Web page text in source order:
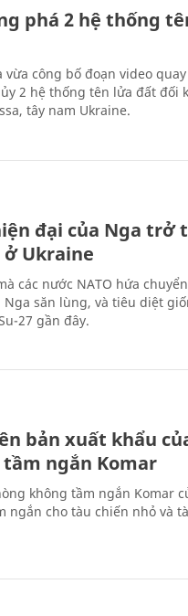
phá 2 hệ thống
vừa công bố đoạn video
2 hệ thống tên lửa đất đối
tây nam Ukraine.
đại của Nga trở
ở Ukraine
các nước NATO hứa
săn lùng, và tiêu diệt
27 gần đây.
bản xuất khẩu
ngắn Komar
không tầm ngắn Komar
ngắn cho tàu chiến nhỏ và